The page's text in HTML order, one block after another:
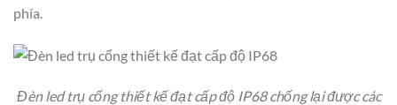
phía.
Đèn led trụ cổng thiết kế đạt cấp độ IP68 chống lại được các